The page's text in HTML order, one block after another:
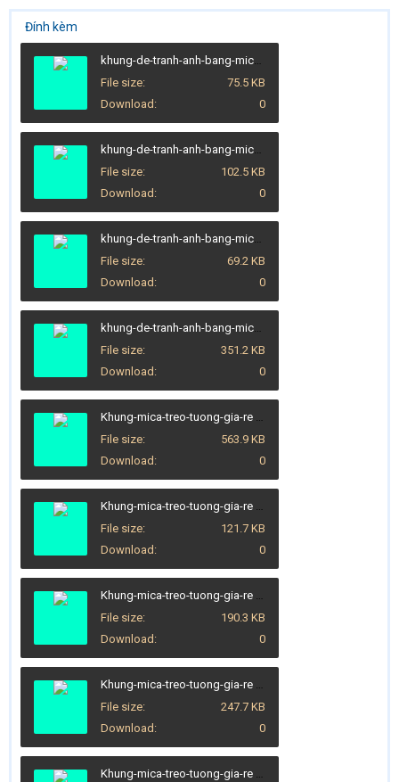
Đính kèm
khung-de-tranh-anh-bang-mica-treo-tuong (2).jpg
File size
75.5 KB
Download
0
khung-de-tranh-anh-bang-mica-treo-tuong (3).jpg
File size
102.5 KB
Download
0
khung-de-tranh-anh-bang-mica-treo-tuong (4).jpg
File size
69.2 KB
Download
0
khung-de-tranh-anh-bang-mica-treo-tuong (5).jpg
File size
351.2 KB
Download
0
Khung-mica-treo-tuong-gia-re (1).png
File size
563.9 KB
Download
0
Khung-mica-treo-tuong-gia-re (2).jpg
File size
121.7 KB
Download
0
Khung-mica-treo-tuong-gia-re (2).PNG
File size
190.3 KB
Download
0
Khung-mica-treo-tuong-gia-re (3).jpg
File size
247.7 KB
Download
0
Khung-mica-treo-tuong-gia-re (4).jpg